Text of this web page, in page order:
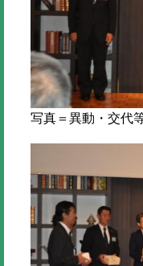
写真＝異動・交代